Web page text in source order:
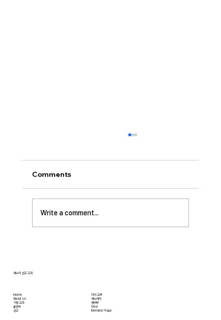
오늘날 성도로서 올바른 신앙생활을 하는 데 걸
림돌이 되는 세 가지가 있습니다. 첫째는 안일주
의입니다. 산업혁명 이후 급속도로 발전한 물질
문명은 우리의 삶을 매우 편리하게 만들어 주었
Comments
Write a comment...
Home
About Us
​가정 교회
​삶공부
​선교
자녀 교육
새누리터
영어부
Give
Member Page
새누리 선교 교회